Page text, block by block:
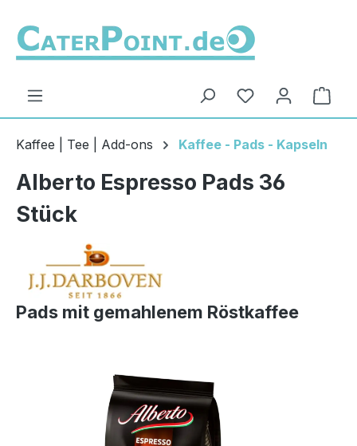
Du hast 0
Kaffee | Tee | Add-ons Kaffee - Pads - Kapseln
Alberto Espresso Pads 36
Stück
Pads mit gemahlenem Röstkaffee
Bildergalerie überspringen